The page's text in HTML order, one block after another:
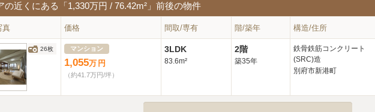
の近くにある「1,330万円 / 76.42m²」前後の物件
真 価格 間取/専有 階/築年 構造/住所
26枚 マンション
1,055万 円
（約41.7万円/坪）
3LDK
83.6m²
2階
築35年
鉄骨鉄筋コンクリート
(SRC)造
別府市新港町